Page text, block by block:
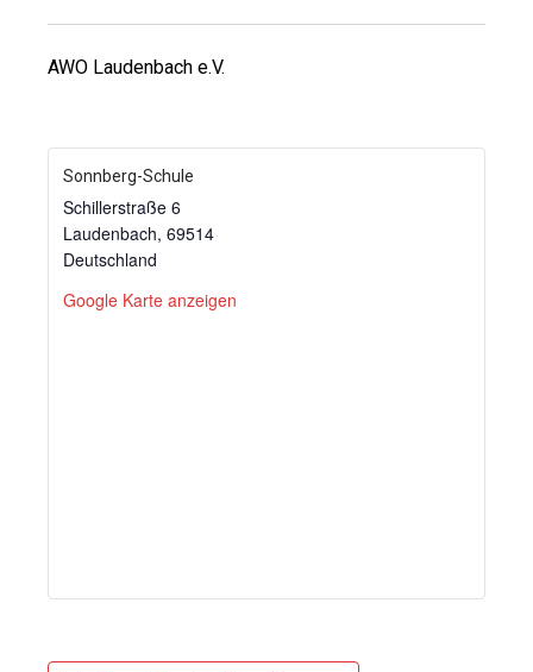
AWO Laudenbach e.V.
Sonnberg-Schule
Schillerstraße 6
Laudenbach, 69514
Deutschland
Google Karte anzeigen